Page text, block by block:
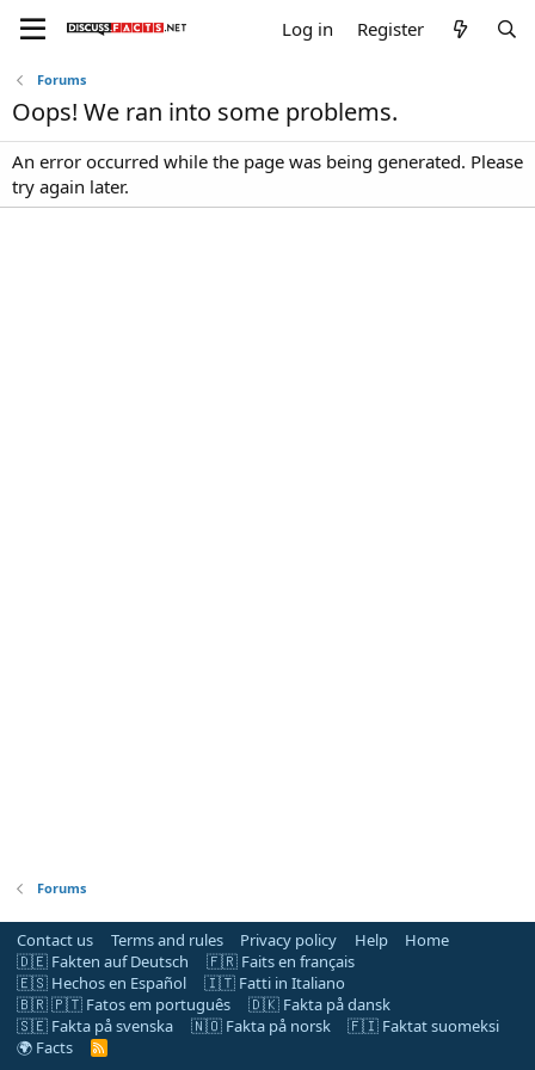
Log in Register
Forums
Oops! We ran into some problems.
An error occurred while the page was being generated. Please
try again later.
Forums
Contact us Terms and rules Privacy policy Help
Home
🇩🇪 Fakten auf Deutsch
🇫🇷 Faits en français
🇪🇸 Hechos en Español
🇮🇹 Fatti in Italiano
🇧🇷 🇵🇹 Fatos em português
🇩🇰 Fakta på dansk
🇸🇪 Fakta på svenska
🇳🇴 Fakta på norsk
🇫🇮 Faktat suomeksi
🌍 Facts
R